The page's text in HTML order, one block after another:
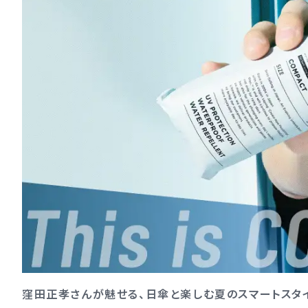
窪田正孝さんが魅せる、日傘と楽しむ夏のスマートスタ